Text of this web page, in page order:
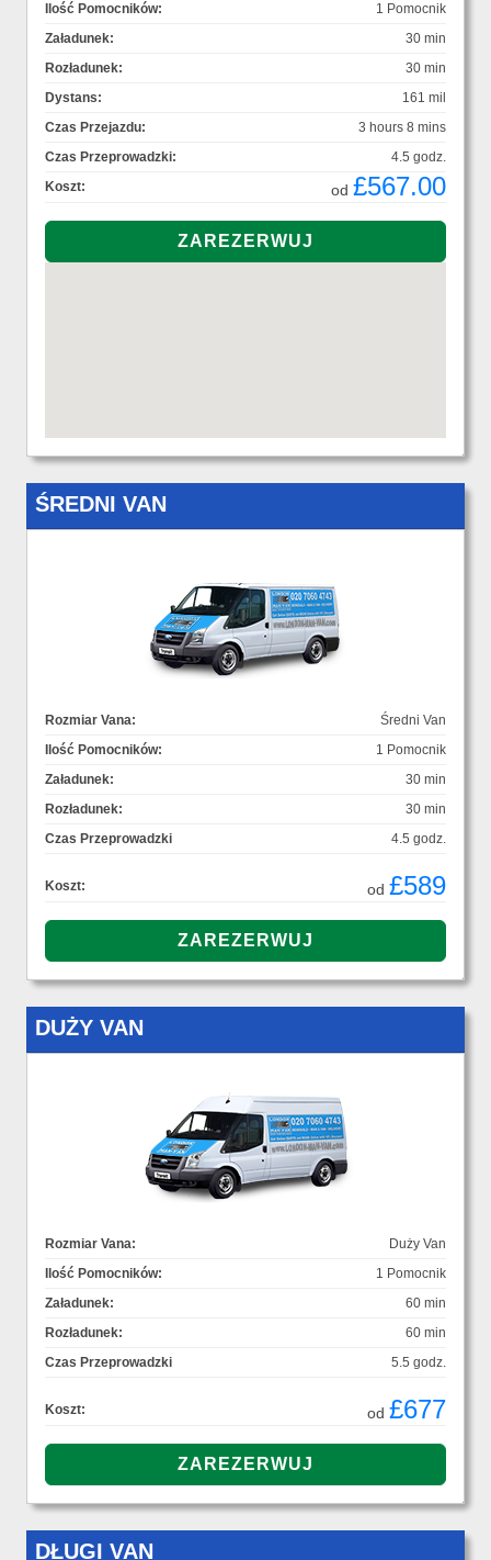
Ilość Pomocników:
1 Pomocnik
Załadunek:
30 min
Rozładunek:
30 min
Dystans:
161 mil
Czas Przejazdu:
3 hours 8 mins
Czas Przeprowadzki:
4.5 godz.
Koszt:
od £567.00
ŚREDNI VAN
Rozmiar Vana:
Średni Van
Ilość Pomocników:
1 Pomocnik
Załadunek:
30 min
Rozładunek:
30 min
Czas Przeprowadzki
4.5 godz.
Koszt: od £589
DUŻY VAN
Rozmiar Vana:
Duży Van
Ilość Pomocników:
1 Pomocnik
Załadunek:
60 min
Rozładunek:
60 min
Czas Przeprowadzki
5.5 godz.
Koszt: od £677
DŁUGI VAN